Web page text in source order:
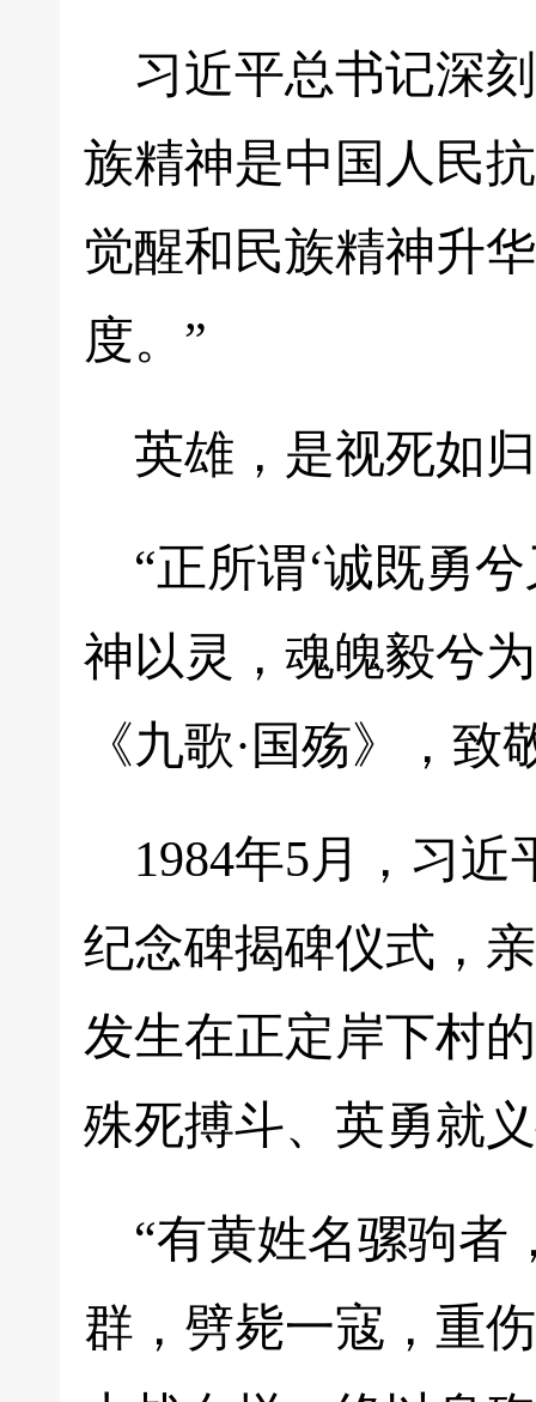
习近平总书记深
族精神是中国人民
觉醒和民族精神升
度。”
英雄，是视死如
“正所谓‘诚既勇
神以灵，魂魄毅兮
《九歌·国殇》，致
1984年5月，习
纪念碑揭碑仪式，
发生在正定岸下村
殊死搏斗、英勇就
“有黄姓名骡驹者
群，劈毙一寇，重